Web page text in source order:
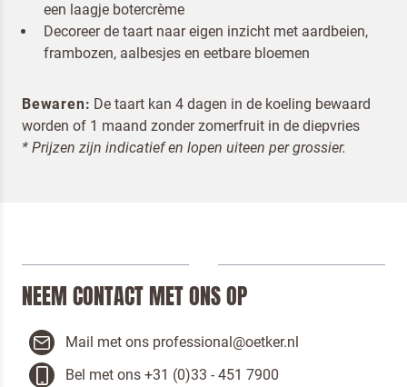
een laagje botercrème
Decoreer de taart naar eigen inzicht met aardbeien,
frambozen, aalbesjes en eetbare bloemen
Bewaren: De taart kan 4 dagen in de koeling bewaard
worden of 1 maand zonder zomerfruit in de diepvries
* Prijzen zijn indicatief en lopen uiteen per grossier.
NEEM CONTACT MET ONS OP
Mail met ons professional@oetker.nl
Bel met ons +31 (0)33 - 451 7900